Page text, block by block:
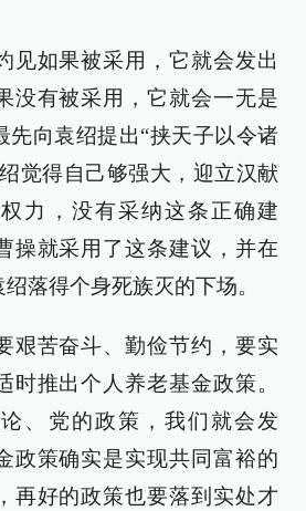
见如果被采用，它就会发出
没有被采用，它就会一无是
先向袁绍提出“挟天子以令诸
觉得自己够强大，迎立汉献
力，没有采纳这条正确建
操就采用了这条建议，并在
落得个身死族灭的下场。
艰苦奋斗、勤俭节约，要实
时推出个人养老基金政策。
、党的政策，我们就会发
政策确实是实现共同富裕的
再好的政策也要落到实处才